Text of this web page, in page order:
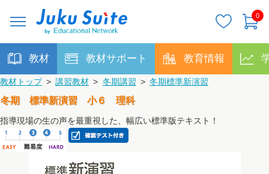
0
教材 教材サポート 教育情報
教材トップ > 講習教材 > 冬期講習 > 冬期標準新演習
冬期 標準新演習 小６ 理科
指導現場の生の声を最重視した、幅広い標準版テキスト！